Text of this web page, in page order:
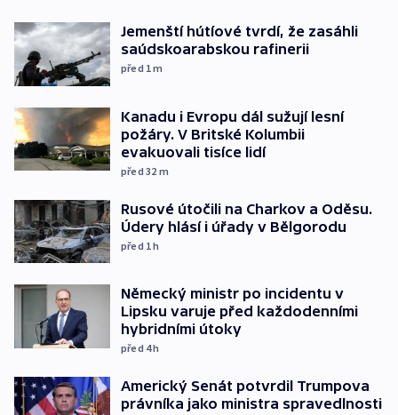
Jemenští hútíové tvrdí, že zasáhli
saúdskoarabskou rafinerii
před 1m
Kanadu i Evropu dál sužují lesní
požáry. V Britské Kolumbii
evakuovali tisíce lidí
před 32 m
Rusové útočili na Charkov a Oděsu.
Údery hlásí i úřady v Bělgorodu
před 1h
Německý ministr po incidentu v
Lipsku varuje před každodenními
hybridními útoky
před 4h
Americký Senát potvrdil Trumpova
právníka jako ministra spravedlnosti